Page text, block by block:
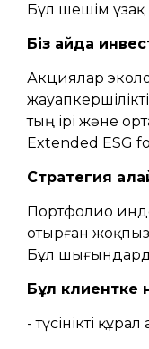
Бұл шешім ұзақ
Біз қайда
Акциялар
тың ірі және
Extended ESG
Стратегия
Портфолио
отырған
Бұл
Бұл клиентке
- түсінікті